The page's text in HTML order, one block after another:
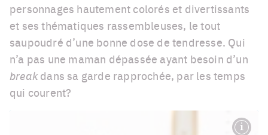
personnages hautement colorés et divertissants
et ses thématiques rassembleuses, le tout
saupoudré d’une bonne dose de tendresse. Qui
n’a pas une maman dépassée ayant besoin d’un
break dans sa garde rapprochée, par les temps
qui courent?